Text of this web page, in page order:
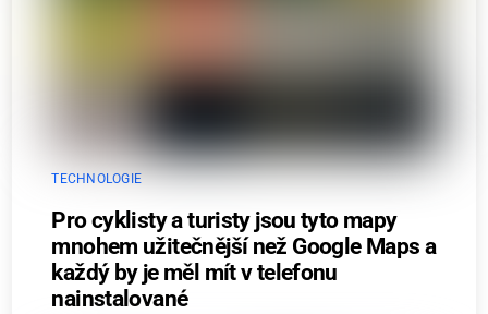
TECHNOLOGIE
Pro cyklisty a turisty jsou tyto mapy
mnohem užitečnější než Google Maps a
každý by je měl mít v telefonu
nainstalované